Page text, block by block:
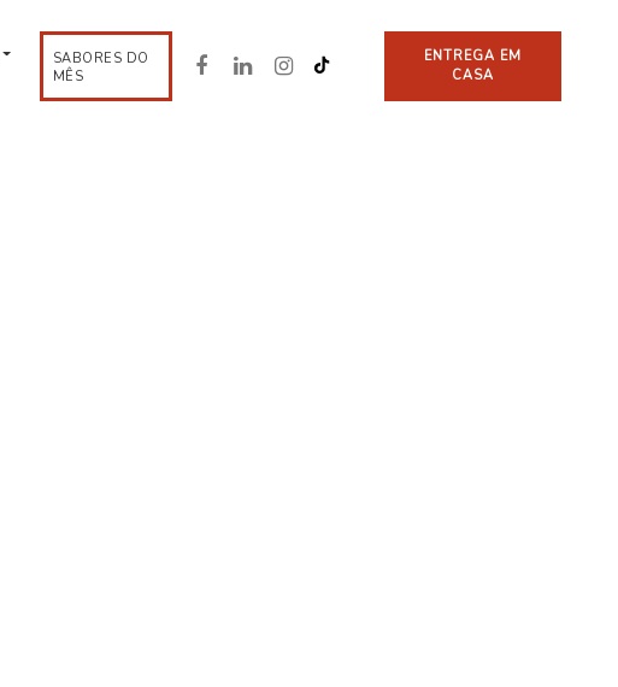
SABORES DO
MÊS
ENTREGA EM
CASA